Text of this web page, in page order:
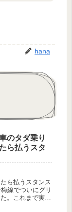
hana
のタダ乗り
ら払うスタ
ら払うスタンス
線でついにグリ
。これまで実施